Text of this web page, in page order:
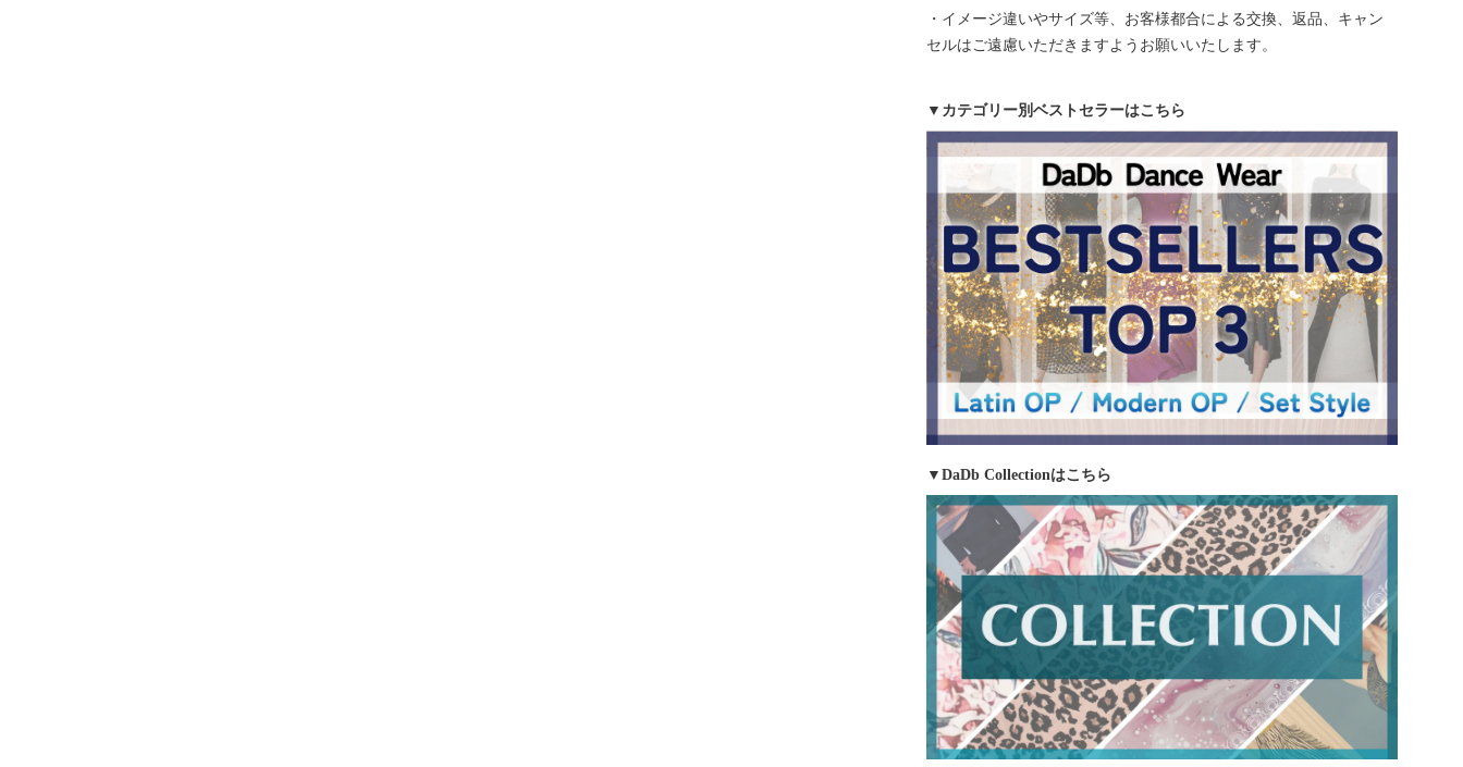
・イメージ違いやサイズ等、お客様都合による交換、返品、キャン
セルはご遠慮いただきますようお願いいたします。
▼カテゴリー別ベストセラーはこちら
▼DaDb Collectionはこちら